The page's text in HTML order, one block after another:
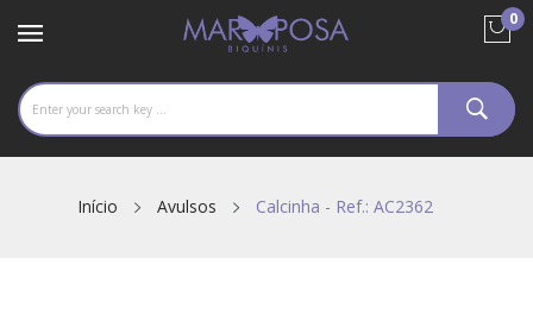
0
Início Avulsos Calcinha - Ref.: AC2362